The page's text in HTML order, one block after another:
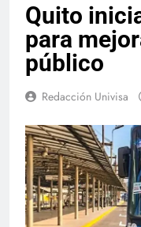
Quito
para
público
Redacción Univisa